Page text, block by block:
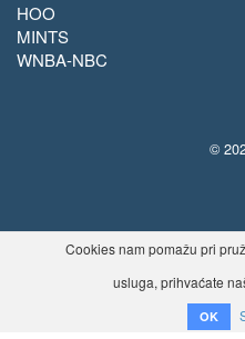
HOO
MINTS
WNBA-NBC
©
Cookies nam pomažu pri
usluga, prihvaćate
OK